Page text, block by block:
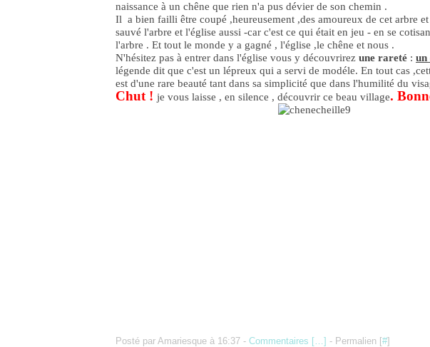
naissance à un chêne que rien n'a pus dévier de son chemin .
Il a bien failli être coupé ,heureusement ,des amoureux de cet arbre
sauvé l'arbre et l'église aussi -car c'est ce qui était en jeu - en se
l'arbre . Et tout le monde y a gagné , l'église ,le chêne et nous .
N'hésitez pas à entrer dans l'église vous y découvrirez une rareté : un
légende dit que c'est un lépreux qui a servi de modéle. En tout cas
est d'une rare beauté tant dans sa simplicité que dans l'humilité du
Chut ! je vous laisse , en silence , découvrir ce beau village.
Posté par Amariesque à 16:37 - Commentaires […] - Permalien [#]